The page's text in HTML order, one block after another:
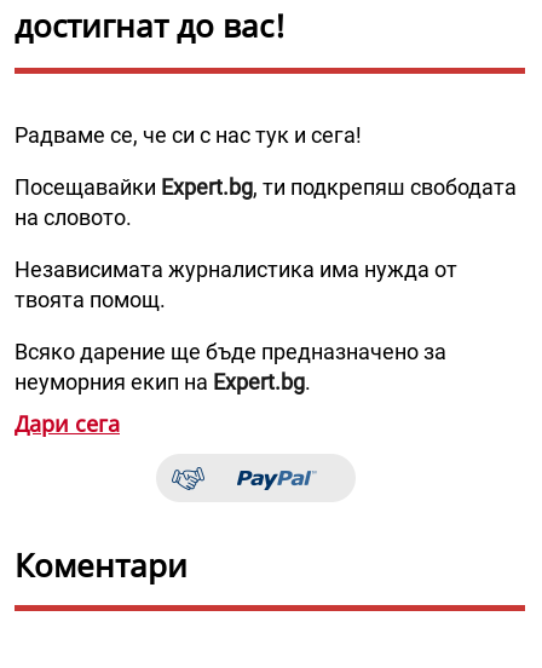
достигнат до вас!
Радваме се, че си с нас тук и сега!
Посещавайки Expert.bg, ти подкрепяш свободата
на словото.
Независимата журналистика има нужда от
твоята помощ.
Всяко дарение ще бъде предназначено за
неуморния екип на Expert.bg.
Дари сега
Коментари